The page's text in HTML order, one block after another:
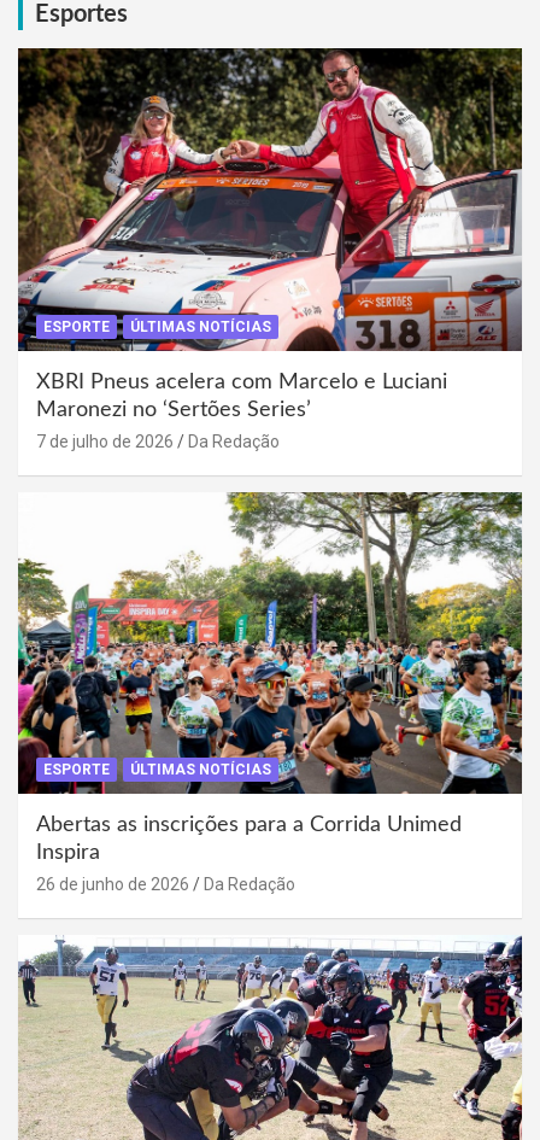
Esportes
ESPORTE ÚLTIMAS NOTÍCIAS
XBRI Pneus acelera com Marcelo e Luciani
Maronezi no ‘Sertões Series’
7 de julho de 2026 Da Redação
ESPORTE ÚLTIMAS NOTÍCIAS
Abertas as inscrições para a Corrida Unimed
Inspira
26 de junho de 2026 Da Redação